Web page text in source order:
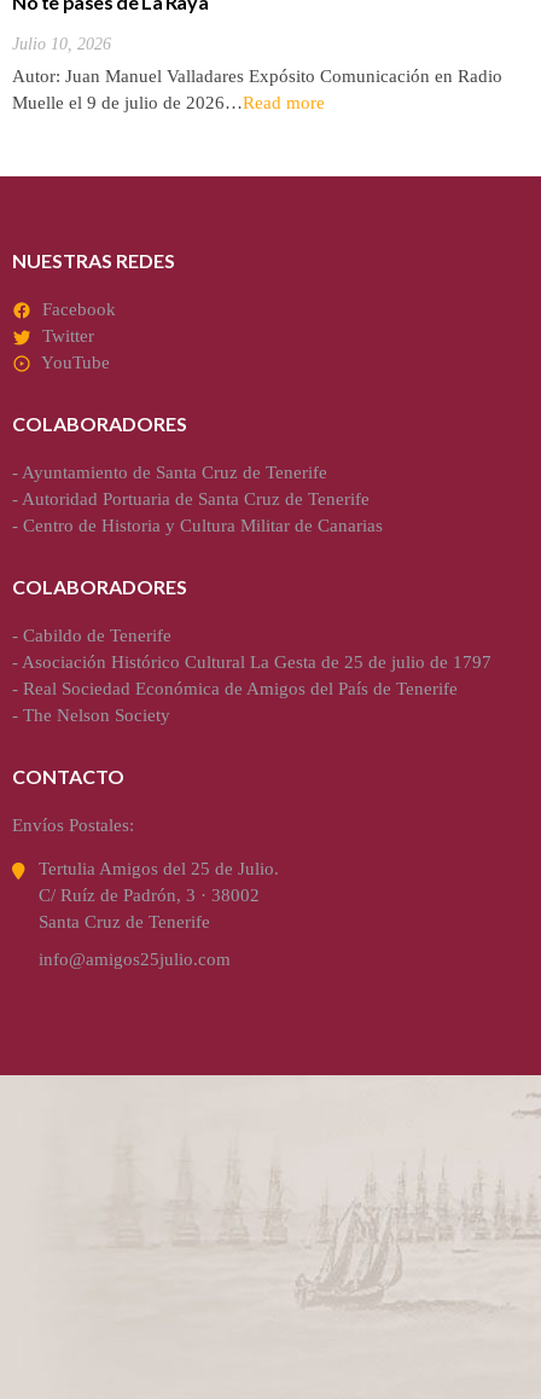
Julio 10, 2026
Autor: Juan Manuel Valladares Expósito Comunicación en Radio
Muelle el 9 de julio de 2026…Read more
NUESTRAS REDES
Facebook
Twitter
YouTube
COLABORADORES
- Ayuntamiento de Santa Cruz de Tenerife
- Autoridad Portuaria de Santa Cruz de Tenerife
- Centro de Historia y Cultura Militar de Canarias
COLABORADORES
- Cabildo de Tenerife
- Asociación Histórico Cultural La Gesta de 25 de julio de 1797
- Real Sociedad Económica de Amigos del País de Tenerife
- The Nelson Society
CONTACTO
Envíos Postales:
Tertulia Amigos del 25 de Julio.
C/ Ruíz de Padrón, 3 · 38002
Santa Cruz de Tenerife
info@amigos25julio.com